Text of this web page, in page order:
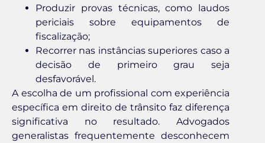
Produzir provas técnicas, como laudos
periciais sobre equipamentos de
fiscalização;
Recorrer nas instâncias superiores caso a
decisão de primeiro grau seja
desfavorável.
A escolha de um profissional com experiência
específica em direito de trânsito faz diferença
significativa no resultado. Advogados
generalistas frequentemente desconhecem